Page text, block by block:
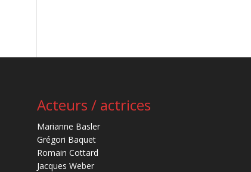
Acteurs / actrices
Marianne Basler
Grégori Baquet
Romain Cottard
Jacques Weber